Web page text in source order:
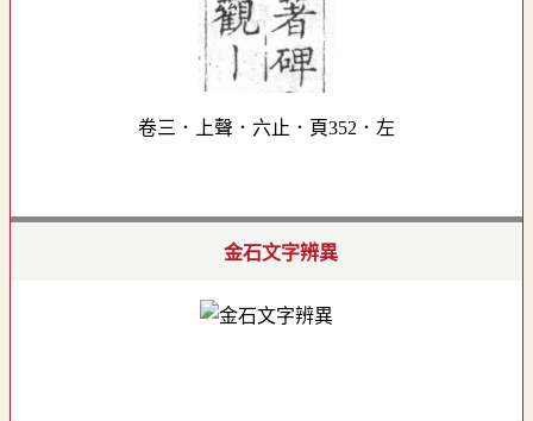
卷三．上聲．六止．頁352．左
金石文字辨異